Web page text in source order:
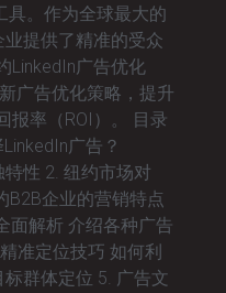
具。作为全球最大的
提供了精准的受众
LinkedIn广告优化
广告优化策略，提升
报率（ROI）。 目录
广告？
性 2. 纽约市场对
B2B企业的营销特点
面解析 介绍各种广告
准定位技巧 如何利
群体定位 5. 广告文